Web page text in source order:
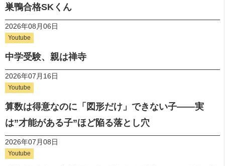
巣鴨合格SKくん
2026年08月06日
Youtube
中学受験、親は禅寺
2026年07月16日
Youtube
算数は得意なのに「図形だけ」できない子——実
は”才能がある子”ほど陥る落とし穴
2026年07月08日
Youtube